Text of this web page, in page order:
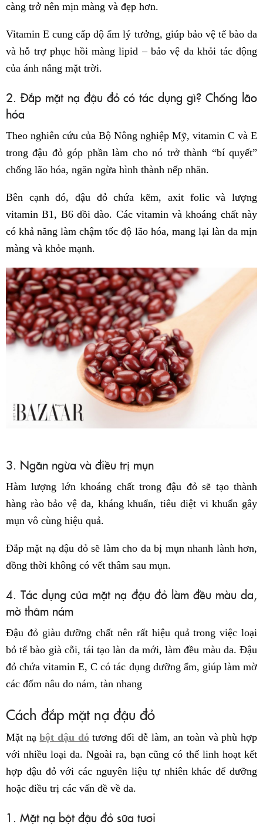
càng trở nên mịn màng và đẹp hơn.
Vitamin E cung cấp độ ẩm lý tưởng, giúp bảo vệ tế bào da
và hỗ trợ phục hồi màng lipid – bảo vệ da khỏi tác động
của ánh nắng mặt trời.
2. Đắp mặt nạ đậu đỏ có tác dụng gì? Chống lão
hóa
Theo nghiên cứu của Bộ Nông nghiệp Mỹ, vitamin C và E
trong đậu đỏ góp phần làm cho nó trở thành “bí quyết”
chống lão hóa, ngăn ngừa hình thành nếp nhăn.
Bên cạnh đó, đậu đỏ chứa kẽm, axit folic và lượng
vitamin B1, B6 dồi dào. Các vitamin và khoáng chất này
có khả năng làm chậm tốc độ lão hóa, mang lại làn da mịn
màng và khỏe mạnh.
3. Ngăn ngừa và điều trị mụn
Hàm lượng lớn khoáng chất trong đậu đỏ sẽ tạo thành
hàng rào bảo vệ da, kháng khuẩn, tiêu diệt vi khuẩn gây
mụn vô cùng hiệu quả.
Đắp mặt nạ đậu đỏ sẽ làm cho da bị mụn nhanh lành hơn,
đồng thời không có vết thâm sau mụn.
4. Tác dụng của mặt nạ đậu đỏ làm đều màu da,
mờ thâm nám
Đậu đỏ giàu dưỡng chất nên rất hiệu quả trong việc loại
bỏ tế bào già cỗi, tái tạo làn da mới, làm đều màu da. Đậu
đỏ chứa vitamin E, C có tác dụng dưỡng ẩm, giúp làm mờ
các đốm nâu do nám, tàn nhang
Cách đắp mặt nạ đậu đỏ
Mặt nạbột đậu đỏtương đối dễ làm, an toàn và phù hợp
với nhiều loại da. Ngoài ra, bạn cũng có thể linh hoạt kết
hợp đậu đỏ với các nguyên liệu tự nhiên khác để dưỡng
hoặc điều trị các vấn đề về da.
1. Mặt nạ bột đậu đỏ sữa tươi